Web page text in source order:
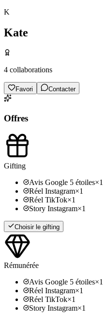
K
Kate
4 collaborations
Favori Contacter
Offres
Gifting
Avis Google 5 étoiles×1
Réel Instagram×1
Réel TikTok×1
Story Instagram×1
Choisir le gifting
Rémunérée
Avis Google 5 étoiles×1
Réel Instagram×1
Réel TikTok×1
Story Instagram×1